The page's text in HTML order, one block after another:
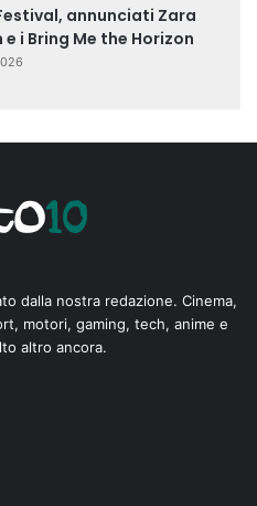
annunciati Zara
e i Bring Me the Horizon
dalla nostra redazione. Cinema,
motori, gaming, tech, anime e
altro ancora.